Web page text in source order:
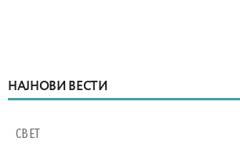
НАЈНОВИ ВЕСТИ
СВЕТ